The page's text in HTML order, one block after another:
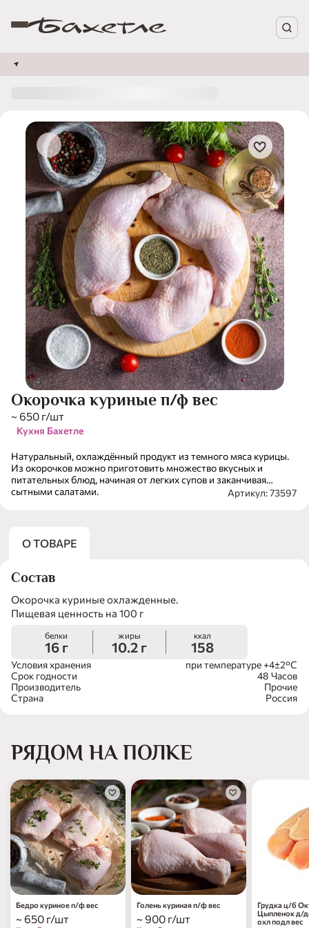
Окорочка куриные п/ф вес
~ 650 г/шт
Кухня Бахетле
Натуральный, охлаждённый продукт из темного мяса курицы.
Из окорочков можно приготовить множество вкусных и
питательных блюд, начиная от легких супов и заканчивая
сытными салатами.
Артикул: 73597
О ТОВАРЕ
Пищевая ценность на 100 г
белки
16 г
жиры
10.2 г
ккал
158
Условия хранения
при температуре +4±2°С
Срок годности
48 Часов
Производитель
Прочие
Страна
Россия
Состав
Окорочка куриные охлажденные.
РЯДОМ НА ПОЛКЕ
Бедро куриное п/ф вес
~ 650 г/шт
Голень куриная п/ф вес
~ 900 г/шт
Грудка ц/б
Цыпленок д/
охл подл вес